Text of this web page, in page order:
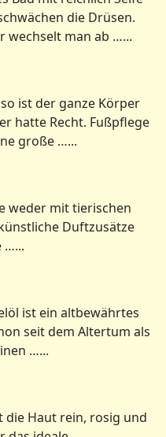
die Drüsen.
wechselt man ab …...
ist der ganze Körper
hatte Recht. Fußpflege
große …...
weder mit tierischen
Duftzusätze
…...
ist ein altbewährtes
seit dem Altertum als
…...
die Haut rein, rosig und